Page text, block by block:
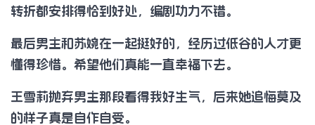
转折都安排得恰到好处，编剧功力不错。
最后男主和苏婉在一起挺好的，经历过低谷的人才更
懂得珍惜。希望他们真能一直幸福下去。
王雪莉抛弃男主那段看得我好生气，后来她追悔莫及
的样子真是自作自受。